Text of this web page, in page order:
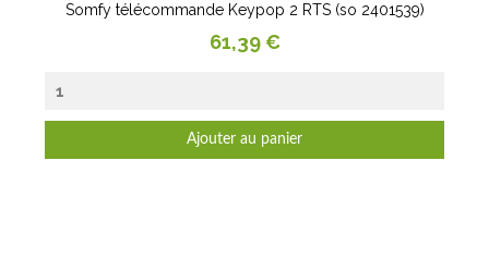
Somfy télécommande Keypop 2 RTS (so 2401539)
Prix
61,39 €
Ajouter au panier